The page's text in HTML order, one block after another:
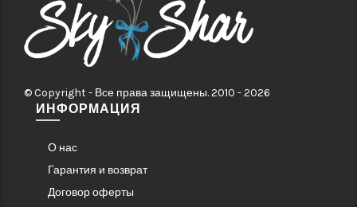
© Copyright - Все права защищены. 2010 - 2026
ИНФОРМАЦИЯ
О нас
Гарантия и возврат
Договор оферты